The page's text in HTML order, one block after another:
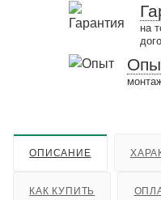
на
ОПИСАНИЕ
КАК КУПИТЬ